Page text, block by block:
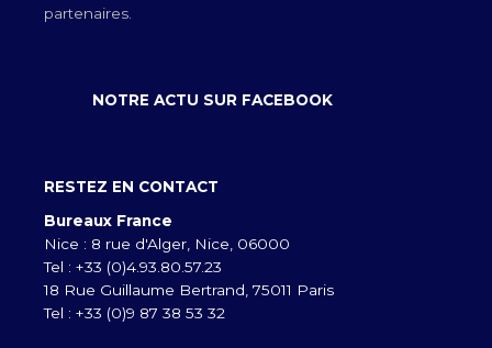
partenaires.
NOTRE ACTU SUR FACEBOOK
RESTEZ EN CONTACT
Bureaux France
Nice : 8 rue d'Alger, Nice, 06000
Tel : +33 (0)4.93.80.57.23
18 Rue Guillaume Bertrand, 75011 Paris
Tel : +33 (0)9 87 38 53 32